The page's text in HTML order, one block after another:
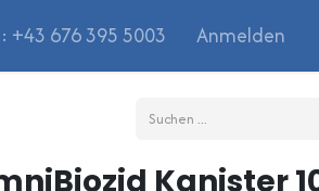
+43 676 395 5003 Anmelden
Kanister